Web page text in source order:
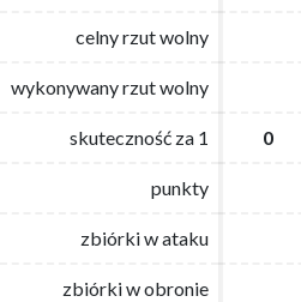
celny rzut wolny
wykonywany rzut wolny
skuteczność za 1 0
punkty
zbiórki w ataku
zbiórki w obronie
celny rzut wolny
wykonywany rzut wolny
skuteczność za 1 0
punkty
zbiórki w ataku
zbiórki w obronie